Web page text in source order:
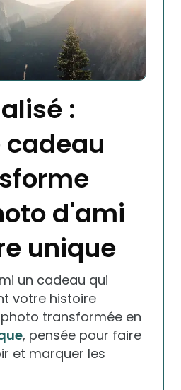
:
d'ami
unique
un cadeau qui
votre histoire
transformée en
, pensée pour faire
et marquer les